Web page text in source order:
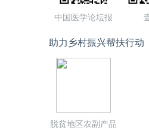
中国医学论坛报
助力乡村振兴帮扶行动
脱贫地区农副产品